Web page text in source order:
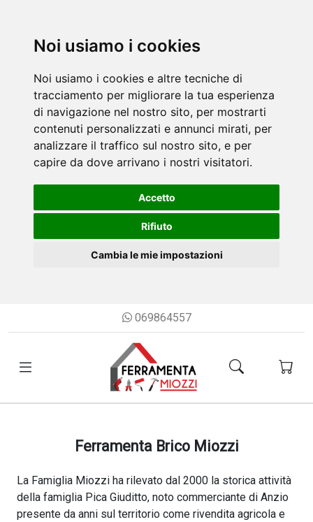
Noi usiamo i cookies
Noi usiamo i cookies e altre tecniche di
tracciamento per migliorare la tua esperienza
di navigazione nel nostro sito, per mostrarti
contenuti personalizzati e annunci mirati, per
analizzare il traffico sul nostro sito, e per
capire da dove arrivano i nostri visitatori.
Accetto
Rifiuto
Cambia le mie impostazioni
069864557
Ferramenta Brico Miozzi
La Famiglia Miozzi ha rilevato dal 2000 la storica attività
della famiglia Pica Giuditto, noto commerciante di Anzio
presente da anni sul territorio come rivendita agricola e